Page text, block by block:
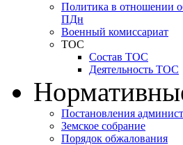
Политика в отношении
ПДн
Военный комиссариат
ТОС
Состав ТОС
Деятельность ТОС
Постановления
Земское собрание
Порядок обжалования